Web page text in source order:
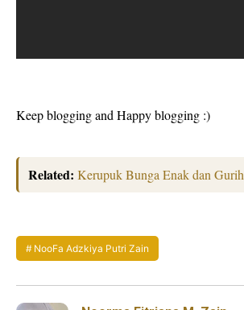
Keep blogging and Happy blogging :)
Related: Kerupuk Bunga Enak dan Gurih
NooFa Adzkiya Putri Zain